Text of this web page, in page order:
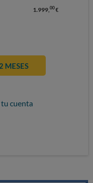
1.999,00 €
MESES
tu cuenta